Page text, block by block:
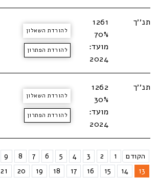
תנ׳׳ך
1261
70%
מועד:
2024
להורדת השאלון
להורדת הפתרון
תנ׳׳ך
1262
30%
מועד:
2024
להורדת השאלון
להורדת הפתרון
הקודם 1
2
3
4
5
6
7
8
9
13
14
15
16
17
18
19
20
21